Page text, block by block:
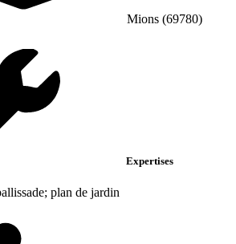
Mions (69780)
Expertises
plan de jardin